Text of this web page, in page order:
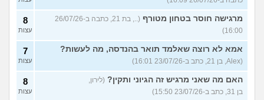
מרגישה חוסר בטחון מטורף
(.., בת 21, כתבה ב-26/07/26
16:00)
8
עצות
אמא לא רוצה שאלמד תואר בהנדסה, מה לעשות?
(Alex, בן 21, כתב ב-23/07/26 16:01)
7
עצות
האם מה שאני מרגיש זה הגיוני ותקין? (לירון,
בן 31, כתב ב-23/07/26 15:50)
8
עצות